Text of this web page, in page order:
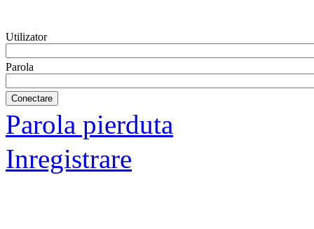
Utilizator
Parola
Parola pierduta
Inregistrare